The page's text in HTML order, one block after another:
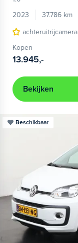
2023
37.786 km
achteruitrijcamera
Kopen
13.945,-
Bekijken
Beschikbaar